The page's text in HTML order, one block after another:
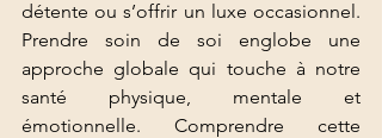
détente ou s’offrir un luxe occasionnel.
Prendre soin de soi englobe une
approche globale qui touche à notre
santé physique, mentale et
émotionnelle. Comprendre cette